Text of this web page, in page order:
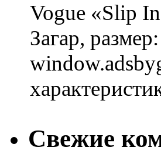
Vogue «Slip
Загар,
Свежие